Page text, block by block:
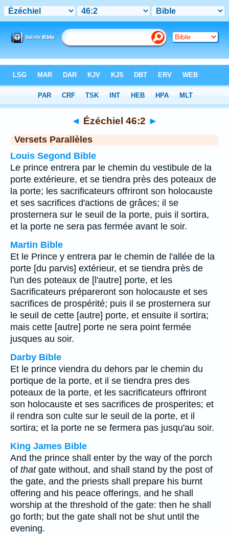
Chapitre 46> Verset 2
◄ Ézéchiel 46:2 ►
Versets Parallèles
Louis Segond Bible
Le prince entrera par le chemin du vestibule de la
porte extérieure, et se tiendra près des poteaux de
la porte; les sacrificateurs offriront son holocauste
et ses sacrifices d'actions de grâces; il se
prosternera sur le seuil de la porte, puis il sortira,
et la porte ne sera pas fermée avant le soir.
Martin Bible
Et le Prince y entrera par le chemin de l'allée de la
porte [du parvis] extérieur, et se tiendra près de
l'un des poteaux de [l'autre] porte, et les
Sacrificateurs prépareront son holocauste et ses
sacrifices de prospérité; puis il se prosternera sur
le seuil de cette [autre] porte, et ensuite il sortira;
mais cette [autre] porte ne sera point fermée
jusques au soir.
Darby Bible
Et le prince viendra du dehors par le chemin du
portique de la porte, et il se tiendra pres des
poteaux de la porte, et les sacrificateurs offriront
son holocauste et ses sacrifices de prosperites; et
il rendra son culte sur le seuil de la porte, et il
sortira; et la porte ne se fermera pas jusqu'au soir.
King James Bible
And the prince shall enter by the way of the porch
of thatgate without, and shall stand by the post of
the gate, and the priests shall prepare his burnt
offering and his peace offerings, and he shall
worship at the threshold of the gate: then he shall
go forth; but the gate shall not be shut until the
evening.